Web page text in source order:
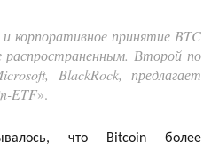
корпоративное принятие BTC
распространенным. Второй по
BlackRock, предлагает
ETF».
что Bitcoin более